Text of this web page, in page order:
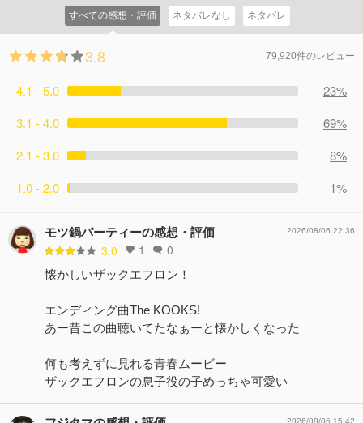
すべての感想・評価 ネタバレなし ネタバレ
3.8 79,920件のレビュー
4.1 - 5.0
23%
3.1 - 4.0
69%
2.1 - 3.0
8%
1.0 - 2.0
1%
モツ鍋パーティーの感想・評価
3.0 1 0
2026/08/06 22:36
懐かしいザックエフロン！
エンディング曲The KOOKS!
あー昔この曲聴いてたなぁーと懐かしくなった
何も考えずに見れる青春ムービー
ザックエフロンの息子役の子めっちゃ可愛い
2026/08/06 15:42